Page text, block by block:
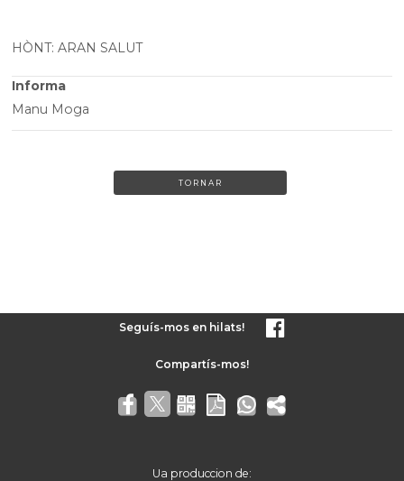
HÒNT: ARAN SALUT
Informa
Manu Moga
TORNAR
Seguís-mos en hilats!
Ua produccion de: